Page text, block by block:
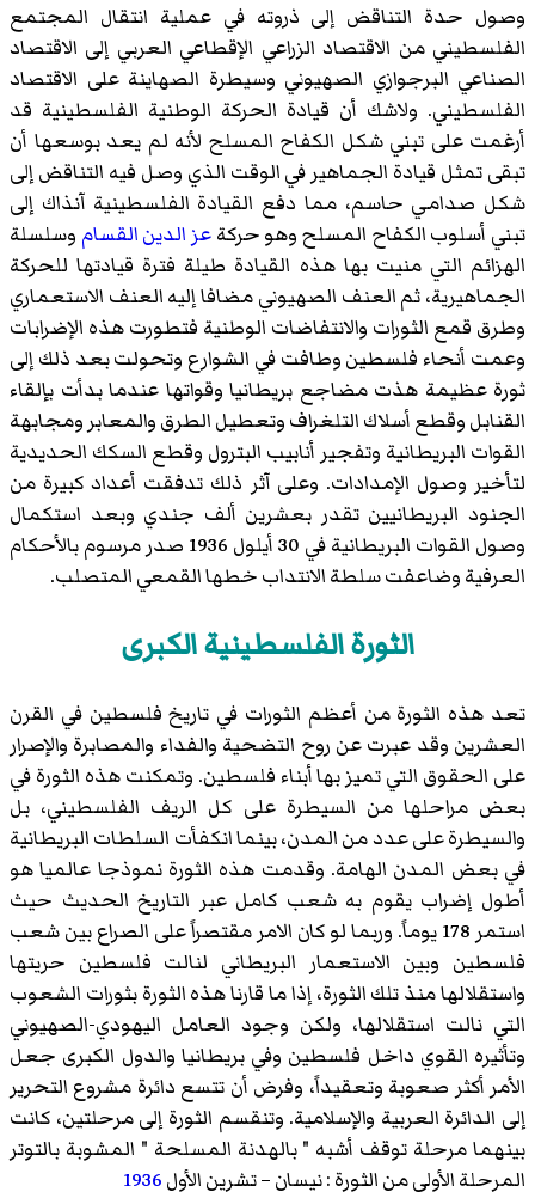
وصول حدة التناقض إلى ذروته في عملية انتقال المجتمع
الفلسطيني من الاقتصاد الزراعي الإقطاعي العربي إلى الاقتصاد
الصناعي البرجوازي الصهيوني وسيطرة الصهاينة على الاقتصاد
الفلسطيني. ولاشك أن قيادة الحركة الوطنية الفلسطينية قد
أرغمت على تبني شكل الكفاح المسلح لأنه لم يعد بوسعها أن
تبقى تمثل قيادة الجماهير في الوقت الذي وصل فيه التناقض إلى
شكل صدامي حاسم، مما دفع القيادة الفلسطينية آنذاك إلى
تبني أسلوب الكفاح المسلح وهو حركةعز الدين القسام وسلسلة
الهزائم التي منيت بها هذه القيادة طيلة فترة قيادتها للحركة
الجماهيرية، ثم العنف الصهيوني مضافا إليه العنف الاستعماري
وطرق قمع الثورات والانتفاضات الوطنية فتطورت هذه الإضرابات
وعمت أنحاء فلسطين وطافت في الشوارع وتحولت بعد ذلك إلى
ثورة عظيمة هذت مضاجع بريطانيا وقواتها عندما بدأت بإلقاء
القنابل وقطع أسلاك التلغراف وتعطيل الطرق والمعابر ومجابهة
القوات البريطانية وتفجير أنابيب البترول وقطع السكك الحديدية
لتأخير وصول الإمدادات. وعلى آثر ذلك تدفقت أعداد كبيرة من
الجنود البريطانيين تقدر بعشرين ألف جندي وبعد استكمال
وصول القوات البريطانية في 30 أيلول 1936 صدر مرسوم بالأحكام
العرفية وضاعفت سلطة الانتداب خطها القمعي المتصلب.
الثورة الفلسطينية الكبرى
تعد هذه الثورة من أعظم الثورات في تاريخ فلسطين في القرن
العشرين وقد عبرت عن روح التضحية والفداء والمصابرة والإصرار
على الحقوق التي تميز بها أبناء فلسطين. وتمكنت هذه الثورة في
بعض مراحلها من السيطرة على كل الريف الفلسطيني، بل
والسيطرة على عدد من المدن، بينما انكفأت السلطات البريطانية
في بعض المدن الهامة. وقدمت هذه الثورة نموذجا عالميا هو
أطول إضراب يقوم به شعب كامل عبر التاريخ الحديث حيث
استمر 178 يوماً. وربما لو كان الامر مقتصراً على الصراع بين شعب
فلسطين وبين الاستعمار البريطاني لنالت فلسطين حريتها
واستقلالها منذ تلك الثورة، إذا ما قارنا هذه الثورة بثورات الشعوب
التي نالت استقلالها، ولكن وجود العامل اليهودي-الصهيوني
وتأثيره القوي داخل فلسطين وفي بريطانيا والدول الكبرى جعل
الأمر أكثر صعوبة وتعقيداً، وفرض أن تتسع دائرة مشروع التحرير
إلى الدائرة العربية والإسلامية. وتنقسم الثورة إلى مرحلتين، كانت
بينهما مرحلة توقف أشبه " بالهدنة المسلحة " المشوبة بالتوتر
المرحلة الأولى من الثورة : نيسان – تشرين الأول1936